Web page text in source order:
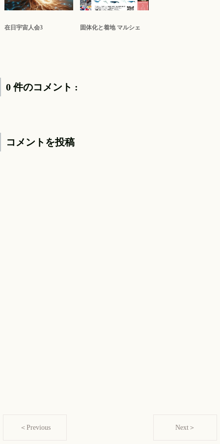
在日宇宙人会3 固体化と着地 マルシェ
0 件のコメント :
コメントを投稿
＜Previous Next＞